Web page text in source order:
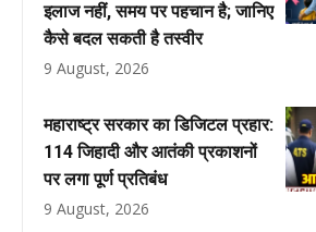
इलाज नहीं, समय पर पहचान है; जानिए
कैसे बदल सकती है तस्वीर
9 August, 2026
महाराष्ट्र सरकार का डिजिटल प्रहार:
114 जिहादी और आतंकी प्रकाशनों
पर लगा पूर्ण प्रतिबंध
9 August, 2026